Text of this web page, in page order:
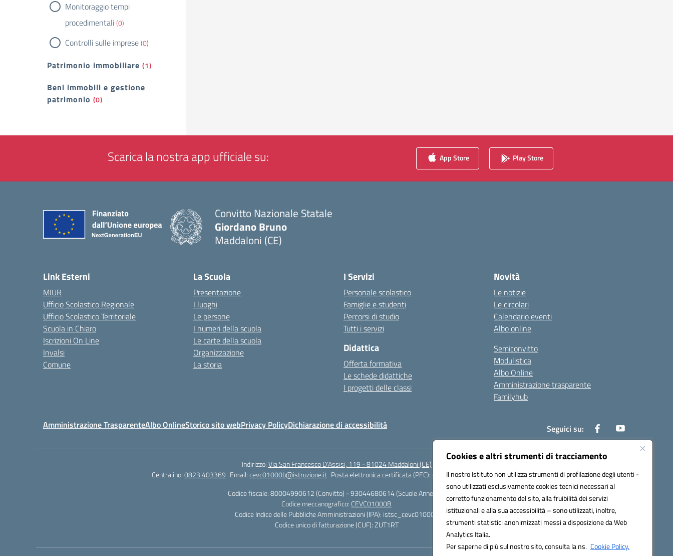
Cookies e altri strumenti di tracciamento
Il nostro Istituto non utilizza strumenti di profilazione degli utenti -
sono utilizzati esclusivamente cookies tecnici necessari al
corretto funzionamento del sito, alla fruibilità dei servizi
istituzionali e alla sua accessibilità – sono utilizzati, inoltre,
strumenti statistici anonimizzati messi a disposizione da Web
Analytics Italia.
Per saperne di più sul nostro sito, consulta la ns. Cookie Policy.
Monitoraggio tempi
procedimentali(0)
Controlli sulle imprese(0)
Patrimonio immobiliare (1)
Beni immobili e gestione
patrimonio (0)
Scarica la nostra app ufficiale su: App Store Play Store
Convitto Nazionale Statale
Giordano Bruno
Maddaloni (CE)
Link Esterni
MIUR
Ufficio Scolastico Regionale
Ufficio Scolastico Territoriale
Scuola in Chiaro
Iscrizioni On Line
Invalsi
Comune
La Scuola
Presentazione
I luoghi
Le persone
I numeri della scuola
Le carte della scuola
Organizzazione
La storia
I Servizi
Personale scolastico
Famiglie e studenti
Percorsi di studio
Tutti i servizi
Didattica
Offerta formativa
Le schede didattiche
I progetti delle classi
Novità
Le notizie
Le circolari
Calendario eventi
Albo online
Semiconvitto
Modulistica
Albo Online
Amministrazione trasparente
Familyhub
Amministrazione TrasparenteAlbo OnlineStorico sito webPrivacy PolicyDichiarazione di accessibilità Seguici su:
Indirizzo:Via San Francesco D'Assisi, 119 - 81024 Maddaloni (CE)
Centralino:0823 403369 Email:cevc01000b@istruzione.it Posta elettronica certificata (PEC):cevc01000b@pec.istruzione.it
Codice fiscale: 80004990612 (Convitto) - 93044680614 (Scuole Annesse)
Codice meccanografico: CEVC01000B
Codice Indice delle Pubbliche Amministrazioni (IPA): istsc_cevc01000b
Codice unico di fatturazione (CUF): ZUT1RT